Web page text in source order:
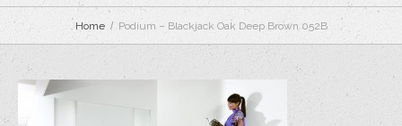
Home Podium – Blackjack Oak Deep Brown 052B